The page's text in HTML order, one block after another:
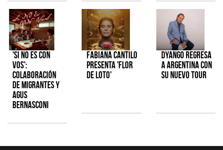
'Si No Es Con
Vos':
colaboración
de Migrantes y
Agus
Bernasconi
Fabiana Cantilo
presenta 'Flor
de Loto'
Dyango regresa
a Argentina con
su nuevo tour